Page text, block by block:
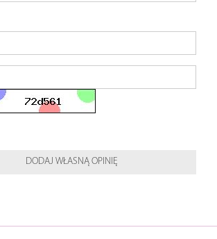
DODAJ WŁASNĄ OPINIĘ